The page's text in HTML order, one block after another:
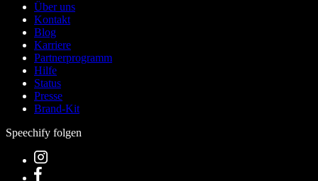
Über uns
Kontakt
Blog
Karriere
Partnerprogramm
Hilfe
Status
Presse
Brand-Kit
Speechify folgen